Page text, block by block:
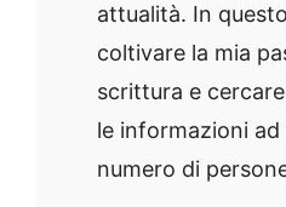
attualità. In
coltivare la mia
scrittura e
le informazioni
numero di